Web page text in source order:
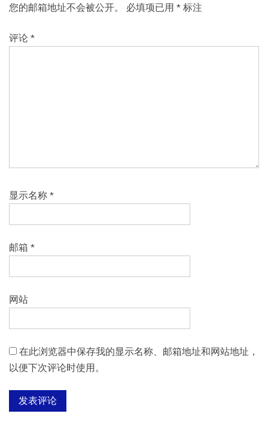
您的邮箱地址不会被公开。 必填项已用 * 标注
评论 *
显示名称 *
邮箱 *
网站
在此浏览器中保存我的显示名称、邮箱地址和网站地址，
以便下次评论时使用。